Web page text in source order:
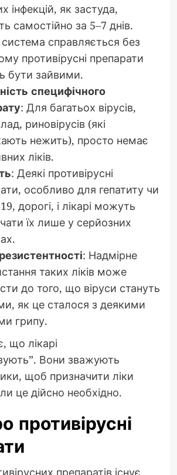
інфекцій, як застуда,
самостійно за 5–7 днів.
система справляється без
противірусні препарати
бути зайвими.
специфічного
: Для багатьох вірусів,
риновірусів (які
нежить), просто немає
ліків.
: Деякі противірусні
особливо для гепатиту чи
дорогі, і лікарі можуть
їх лише у серйозних
: Надмірне
таких ліків може
до того, що віруси стануть
як це сталося з деякими
грипу.
що лікарі
Вони зважують
щоб призначити ліки
це дійсно необхідно.
противірусні
препаратів існує